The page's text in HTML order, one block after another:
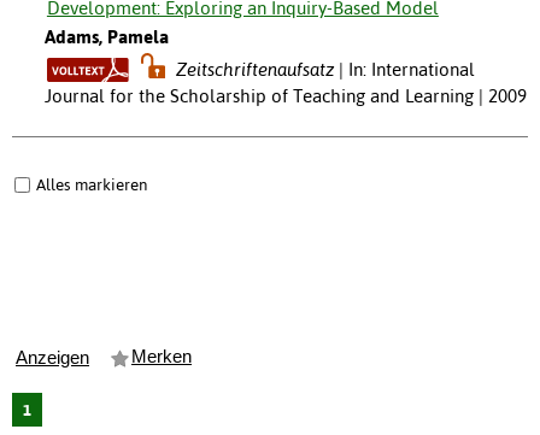
Development: Exploring an Inquiry-Based Model
Adams, Pamela
Zeitschriftenaufsatz
In: International
Journal for the Scholarship of Teaching and Learning | 2009
Alles markieren
Anzeigen Merken
1